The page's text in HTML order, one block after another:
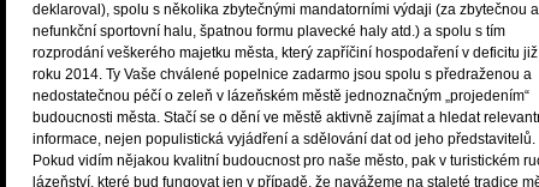
deklaroval), spolu s několika zbytečnými mandatorními výdaji (za zbytečnou a
nefunkční sportovní halu, špatnou formu plavecké haly atd.) a spolu s tím
rozprodání veškerého majetku města, který zapříčiní hospodaření v deficitu
roku 2014. Ty Vaše chválené popelnice zadarmo jsou spolu s předraženou a
nedostatečnou péčí o zeleň v lázeňském městě jednoznačným „projedením“
budoucnosti města. Stačí se o dění ve městě aktivně zajímat a hledat
informace, nejen populistická vyjádření a sdělování dat od jeho představitelů.
Pokud vidím nějakou kvalitní budoucnost pro naše město, pak v turistickém
lázeňství, které bud fungovat jen v případě, že navážeme na staleté tradice